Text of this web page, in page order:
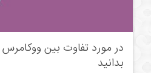
در مورد تفاوت بین
بدانید